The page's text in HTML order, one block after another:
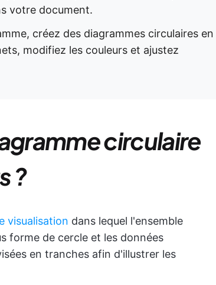
votre document.
créez des diagrammes circulaires en
modifiez les couleurs et ajustez
circulaire
?
visualisation dans lequel l'ensemble
forme de cercle et les données
en tranches afin d'illustrer les